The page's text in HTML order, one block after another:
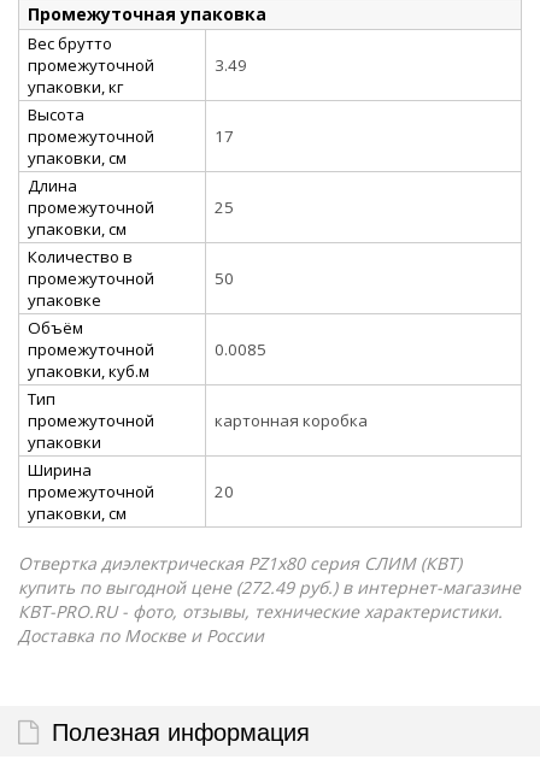
Промежуточная упаковка
Вес брутто
промежуточной
упаковки, кг
3.49
Высота
промежуточной
упаковки, см
17
Длина
промежуточной
упаковки, см
25
Количество в
промежуточной
упаковке
50
Объём
промежуточной
упаковки, куб.м
0.0085
Тип
промежуточной
упаковки
картонная коробка
Ширина
промежуточной
упаковки, см
20
Отвертка диэлектрическая PZ1x80 серия СЛИМ (КВТ)
купить по выгодной цене (272.49 руб.) в интернет-магазине
КВТ-PRO.RU - фото, отзывы, технические характеристики.
Доставка по Москве и России
Полезная информация